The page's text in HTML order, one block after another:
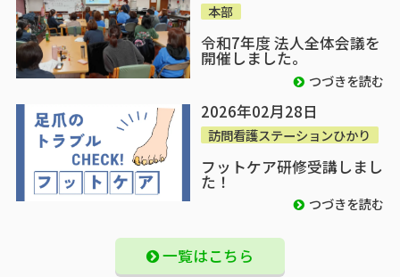
本部
令和7年度 法人全体会議を
開催しました。
つづきを読む
2026年02月28日
訪問看護ステーションひかり
フットケア研修受講しまし
た！
つづきを読む
一覧はこちら